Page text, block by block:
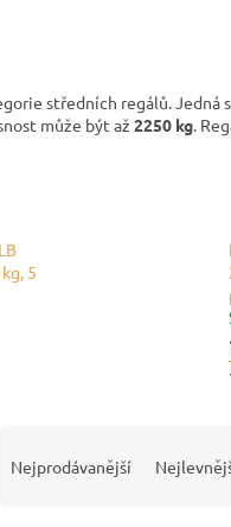
středních regálů. Jedná
může být až 2250 kg.
5
Nejprodávanější